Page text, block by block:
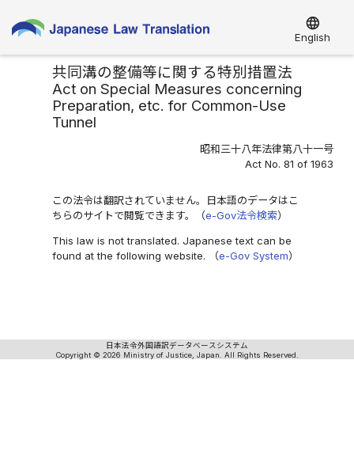
language
English
共同溝の整備等に関する特別措置法
Act on Special Measures concerning
Preparation, etc. for Common-Use
Tunnel
昭和三十八年法律第八十一号
Act No. 81 of 1963
この法令は翻訳されていません。日本語のデータはこ
ちらのサイトで閲覧できます。（e-Gov法令検索）
This law is not translated. Japanese text can be
found at the following website. （e-Gov System）
日本法令外国語訳データベースシステム
Copyright © 2026 Ministry of Justice, Japan. All Rights Reserved.